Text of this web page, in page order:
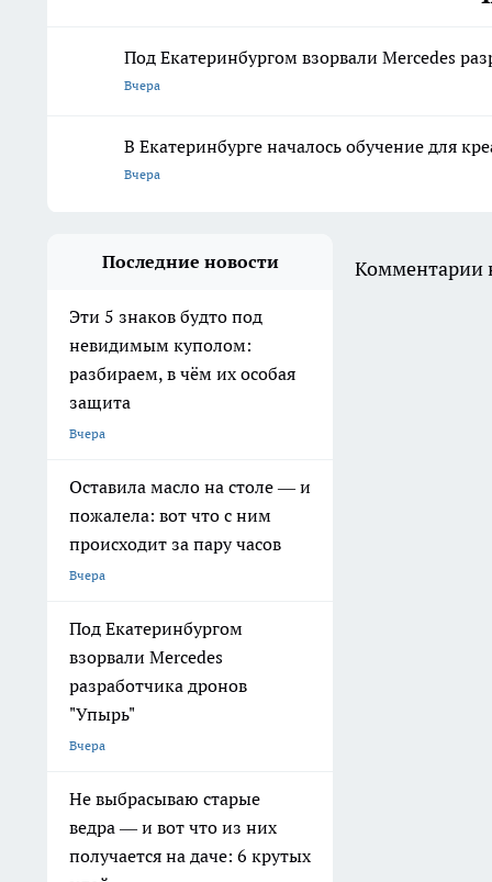
Под Екатеринбургом взорвали Mercedes
Вчера
В Екатеринбурге началось обучение для
Вчера
Последние новости
Эти 5 знаков будто под
невидимым куполом:
разбираем, в чём их особая
защита
Вчера
Оставила масло на столе — и
пожалела: вот что с ним
происходит за пару часов
Вчера
Под Екатеринбургом
взорвали Mercedes
разработчика дронов
"Упырь"
Вчера
Не выбрасываю старые
ведра — и вот что из них
получается на даче: 6 крутых
Комментарии